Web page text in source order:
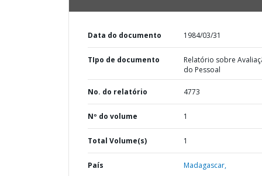
Data do documento 1984/03/31
TIpo de documento
Relatório sobre
do Pessoal
No. do relatório 4773
Nº do volume 1
Total Volume(s) 1
País Madagascar,